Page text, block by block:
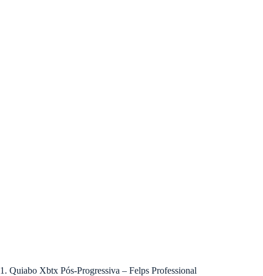
1. Quiabo Xbtx Pós-Progressiva – Felps Professional